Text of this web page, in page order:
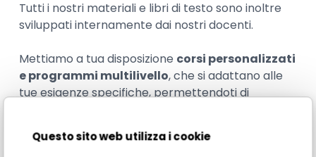
Questo sito web utilizza i cookie
Tutti i nostri materiali e libri di testo sono inoltre
sviluppati internamente dai nostri docenti.
Mettiamo a tua disposizione corsi personalizzati
e programmi multilivello, che si adattano alle
tue esigenze specifiche, permettendoti di
formati da studenti di pari livello.